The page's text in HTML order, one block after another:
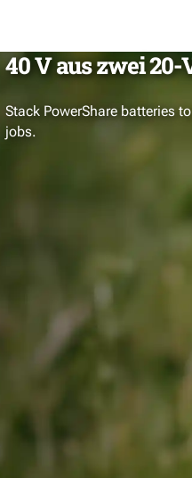
40 V aus zwei
Stack PowerShare batteries
jobs.